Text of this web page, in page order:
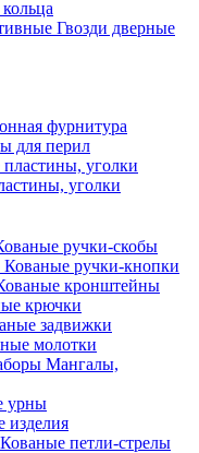
Гвозди дверные
фурнитура
для перил
уголки
ручки-скобы
Кованые ручки-кнопки
кронштейны
крючки
задвижки
молотки
Мангалы,
урны
изделия
Кованые петли-стрелы